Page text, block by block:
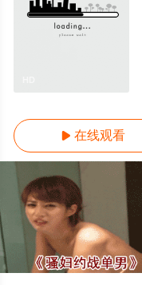
 在线观看